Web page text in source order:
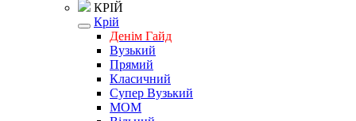
КРІЙ
Крій
Денім Гайд
Вузький
Прямий
Класичний
Супер Вузький
MOM